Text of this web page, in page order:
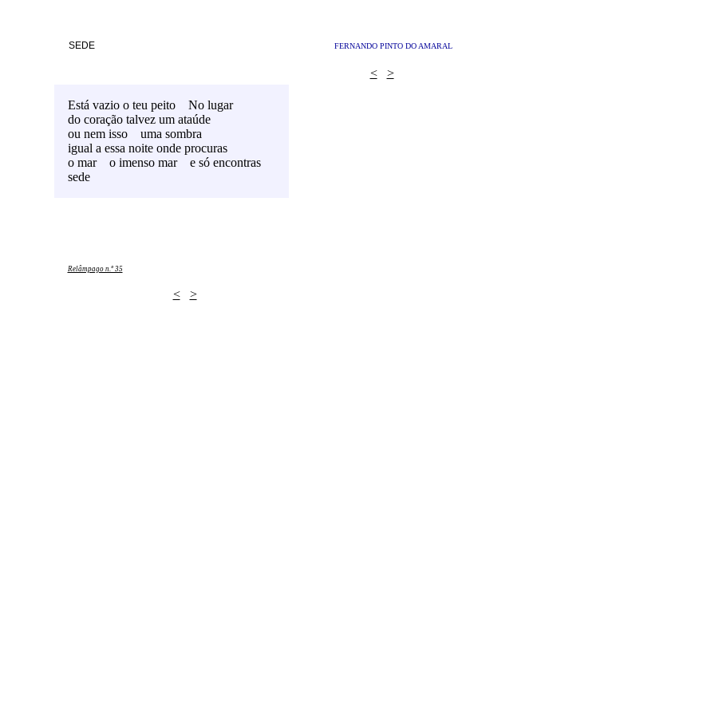
SEDE FERNANDO PINTO DO AMARAL
< >
Está vazio o teu peito__ No lugar
do coração talvez um ataúde
ou nem isso__ uma sombra
igual a essa noite onde procuras
o mar__ o imenso mar__ e só encontras
sede
Relâmpago n.º 35
< >